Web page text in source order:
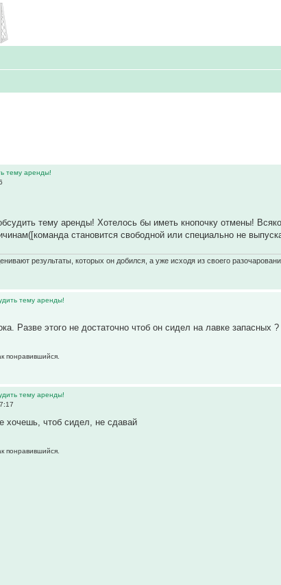
тему аренды!
тему аренды! Хотелось бы иметь кнопочку отмены!
становится свободной или специально не
результаты, которых он добился, а уже исходя из своего
тему аренды!
Разве этого не достаточно чтоб он сидел на лавке запасных ?
понравившийся.
тему аренды!
хочешь, чтоб сидел, не сдавай
понравившийся.